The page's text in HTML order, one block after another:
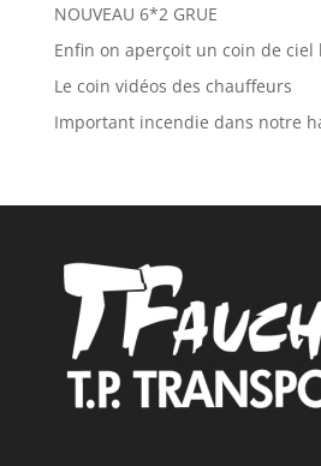
NOUVEAU 6*2 GRUE
Enfin on aperçoit un coin de
Le coin vidéos des chauffeurs
Important incendie dans notre